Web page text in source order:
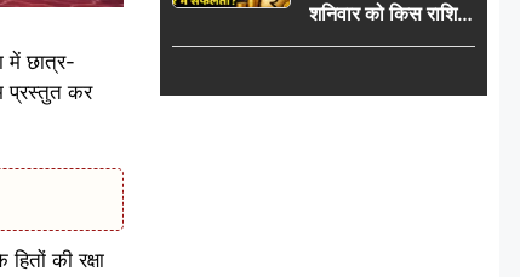
में छात्र-
प्रस्तुत कर
की रक्षा
शनिवार को किस राशि
की चमकेगी किस्मत,
और करियर में सफलता?